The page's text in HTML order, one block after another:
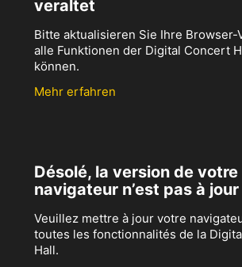
veraltet
Bitte aktualisieren Sie Ihre Browser-
alle Funktionen der Digital Concert
können.
Mehr erfahren
Désolé, la version de votre
navigateur n’est pas à jour
Veuillez mettre à jour votre
toutes les fonctionnalités de la
Hall.